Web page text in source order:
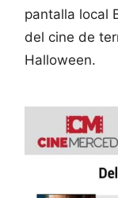
pantalla local
del cine de
Halloween.